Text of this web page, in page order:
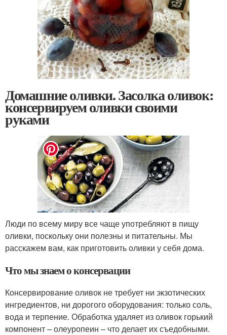
Домашние оливки. Засолка оливок:
консервируем оливки своими
руками
Люди по всему миру все чаще употребляют в пищу
оливки, поскольку они полезны и питательны. Мы
расскажем вам, как приготовить оливки у себя дома.
Что мы знаем о консервации
Консервирование оливок не требует ни экзотических
ингредиентов, ни дорогого оборудования: только соль,
вода и терпение. Обработка удаляет из оливок горький
компонент – олеуропеин – что делает их съедобными.